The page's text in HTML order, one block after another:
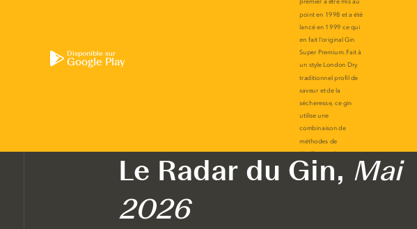
Disponible sur
Google Play
Le Radar du Gin, Mai
2026